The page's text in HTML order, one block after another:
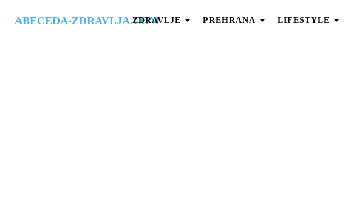
ABECEDA-ZDRAVLJA.COM
ZDRAVLJE PREHRANA LIFESTYLE